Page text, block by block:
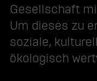
Gesellschaft
Um dieses zu
soziale,
ökologisch